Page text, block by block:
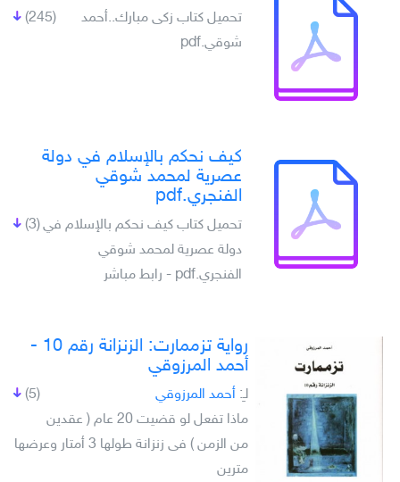
(245)
تحميل كتاب زكى مبارك..أحمد
شوقي.pdf
كيف نحكم بالإسلام في دولة
عصرية لمحمد شوقي
الفنجري.pdf
(3)تحميل كتاب كيف نحكم بالإسلام في
دولة عصرية لمحمد شوقي
الفنجري.pdf - رابط مباشر
رواية تزممارت: الزنزانة رقم 10 -
أحمد المرزوقي
(5) لـِ: أحمد المرزوقي
ماذا تفعل لو قضيت 20 عام ( عقدين
من الزمن ) فى زنزانة طولها 3 أمتار وعرضها
مترين